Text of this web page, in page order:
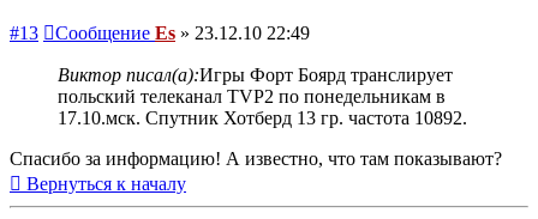
#13 Сообщение Es » 23.12.10 22:49
Виктор писал(а):Игры Форт Боярд транслирует
польский телеканал TVP2 по понедельникам в
17.10.мск. Спутник Хотберд 13 гр. частота 10892.
Спасибо за информацию! А известно, что там показывают?
Вернуться к началу